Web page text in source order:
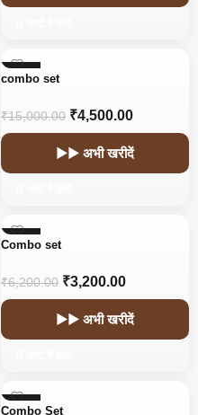
-70%
combo set
₹15,000.00 ₹4,500.00
▶▶ अभी खरीदें
-48%
Combo set
₹6,200.00 ₹3,200.00
▶▶ अभी खरीदें
-55%
Combo Set